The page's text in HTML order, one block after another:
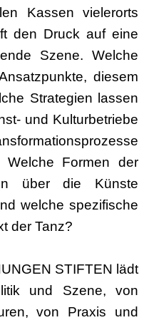
Kassen vielerorts
den Druck auf eine
Szene. Welche
diesem
Strategien lassen
und Kulturbetriebe
Welche Formen der
über die Künste
welche spezifische
der Tanz?
STIFTEN lädt
und Szene, von
von Praxis und